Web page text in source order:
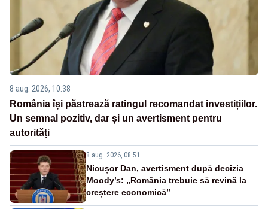
8 aug. 2026, 10:38
România își păstrează ratingul recomandat investițiilor.
Un semnal pozitiv, dar și un avertisment pentru
autorități
8 aug. 2026, 08:51
Nicușor Dan, avertisment după decizia
Moody’s: „România trebuie să revină la
creștere economică”